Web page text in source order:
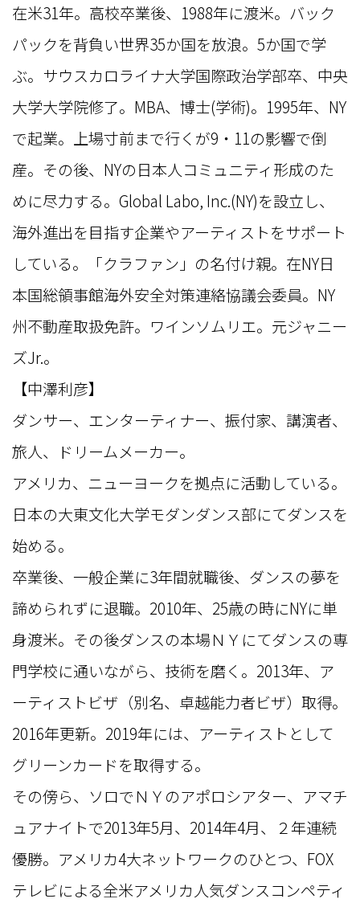
在米31年。高校卒業後、1988年に渡米。バック
パックを背負い世界35か国を放浪。5か国で学
ぶ。サウスカロライナ大学国際政治学部卒、中央
大学大学院修了。MBA、博士(学術)。1995年、NY
で起業。上場寸前まで行くが9・11の影響で倒
産。その後、NYの日本人コミュニティ形成のた
めに尽力する。Global Labo, Inc.(NY)を設立し、
海外進出を目指す企業やアーティストをサポート
している。「クラファン」の名付け親。在NY日
本国総領事館海外安全対策連絡協議会委員。NY
州不動産取扱免許。ワインソムリエ。元ジャニー
ズJr.。
【中澤利彦】
ダンサー、エンターティナー、振付家、講演者、
旅人、ドリームメーカー。
アメリカ、ニューヨークを拠点に活動している。
日本の大東文化大学モダンダンス部にてダンスを
始める。
卒業後、一般企業に3年間就職後、ダンスの夢を
諦められずに退職。2010年、25歳の時にNYに単
身渡米。その後ダンスの本場ＮＹにてダンスの専
門学校に通いながら、技術を磨く。2013年、ア
ーティストビザ（別名、卓越能力者ビザ）取得。
2016年更新。2019年には、アーティストとして
グリーンカードを取得する。
その傍ら、ソロでＮＹのアポロシアター、アマチ
ュアナイトで2013年5月、2014年4月、２年連続
優勝。アメリカ4大ネットワークのひとつ、FOX
テレビによる全米アメリカ人気ダンスコンペティ